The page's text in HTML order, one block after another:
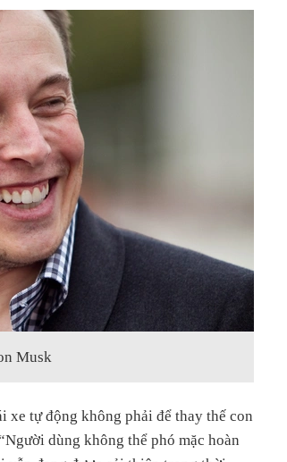
Musk
xe tự động không phải để thay thế con
dùng không thể phó mặc hoàn